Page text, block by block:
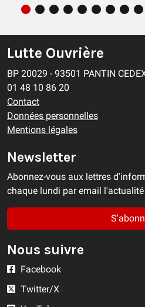
Lutte Ouvrière
BP 20029 - 93501 PANTIN
01 48 10 86 20
Contact
Données personnelles
Mentions légales
Newsletter
Abonnez-vous aux lettres
chaque lundi par email l'actualité
Nous suivre
Facebook
Twitter/X